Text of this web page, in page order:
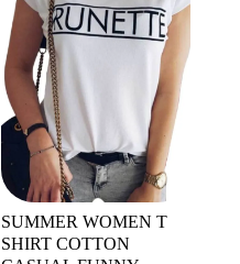
SUMMER WOMEN T
SHIRT COTTON